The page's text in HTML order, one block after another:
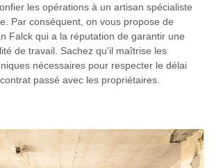
les opérations à un artisan spécialiste
Par conséquent, on vous propose de
Falck qui a la réputation de garantir une
de travail. Sachez qu'il maîtrise les
nécessaires pour respecter le délai
passé avec les propriétaires.